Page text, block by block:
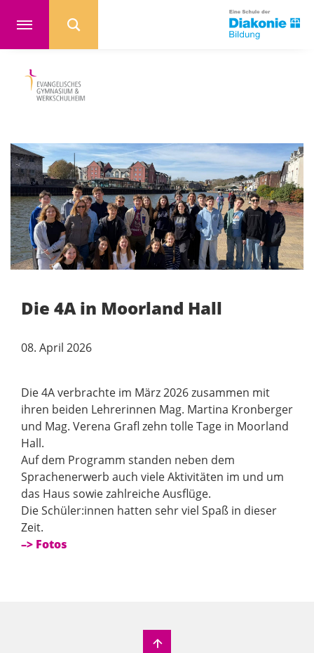
Die 4A in Moorland Hall
08. April 2026
Die 4A verbrachte im März 2026 zusammen mit
ihren beiden Lehrerinnen Mag. Martina Kronberger
und Mag. Verena Grafl zehn tolle Tage in Moorland
Hall.
Auf dem Programm standen neben dem
Sprachenerwerb auch viele Aktivitäten im und um
das Haus sowie zahlreiche Ausflüge.
Die Schüler:innen hatten sehr viel Spaß in dieser
Zeit.
–> Fotos